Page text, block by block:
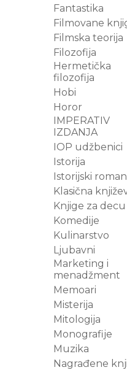
Fantastika
Filmovane
Filmska teorija
Filozofija
Hermetička
filozofija
Hobi
Horor
IMPERATIV
IZDANJA
IOP udžbenici
Istorija
Istorijski
Klasična
Knjige za decu
Komedije
Kulinarstvo
Ljubavni
Marketing i
menadžment
Memoari
Misterija
Mitologija
Monografije
Muzika
Nagrađene